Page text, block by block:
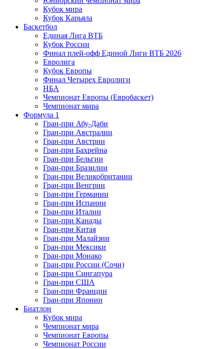
Кубок мира
Кубок Карьяла
Баскетбол
Единая Лига ВТБ
Кубок России
Финал плей-офф Единой Лиги ВТБ 2026
Евролига
Кубок Европы
Финал Четырех Евролиги
НБА
Чемпионат Европы (Евробаскет)
Чемпионат мира
Формула 1
Гран-при Абу-Даби
Гран-при Австралии
Гран-при Австрии
Гран-при Бахрейна
Гран-при Бельгии
Гран-при Бразилии
Гран-при Великобритании
Гран-при Венгрии
Гран-при Германии
Гран-при Испании
Гран-при Италии
Гран-при Канады
Гран-при Китая
Гран-при Малайзии
Гран-при Мексики
Гран-при Монако
Гран-при России (Сочи)
Гран-при Сингапура
Гран-при США
Гран-при Франции
Гран-при Японии
Биатлон
Кубок мира
Чемпионат мира
Чемпионат Европы
Чемпионат России